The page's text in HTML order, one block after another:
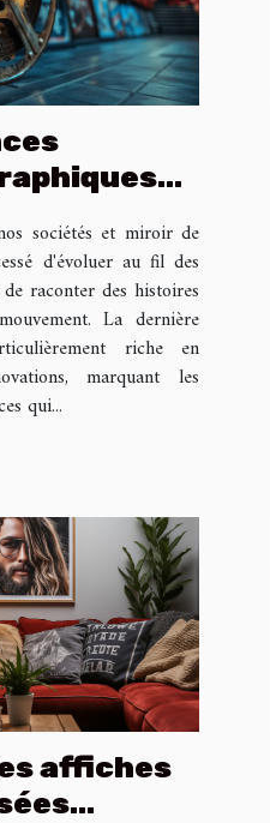
sociétés et miroir de
d'évoluer au fil des
raconter des histoires
La dernière
riche en
marquant les
qui...
affiches